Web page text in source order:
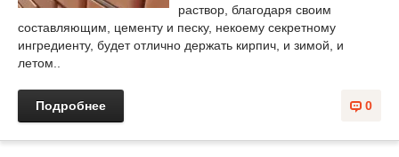
раствор, благодаря своим
составляющим, цементу и песку, некоему секретному
ингредиенту, будет отлично держать кирпич, и зимой, и
летом..
0
Подробнее